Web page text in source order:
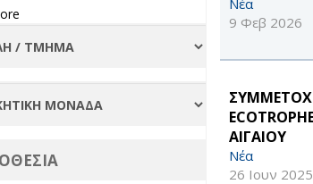
9 Φεβ 2026
ΑΙΓΑΙΟΥ
Νέα
26 Ιουν 2025